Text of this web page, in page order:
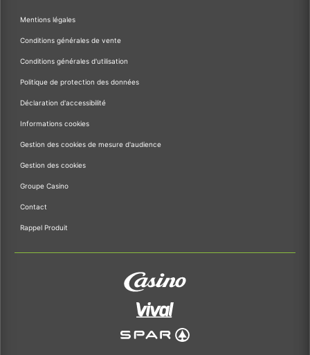
Mentions légales
Conditions générales de vente
Conditions générales d'utilisation
Politique de protection des données
Déclaration d'accessibilité
Informations cookies
Gestion des cookies de mesure d'audience
Gestion des cookies
Groupe Casino
Contact
Rappel Produit